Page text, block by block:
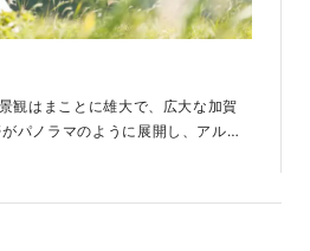
観はまことに雄大で、広大な加賀
パノラマのように展開し、アルプ
ができます。美しい絶景を眺めな